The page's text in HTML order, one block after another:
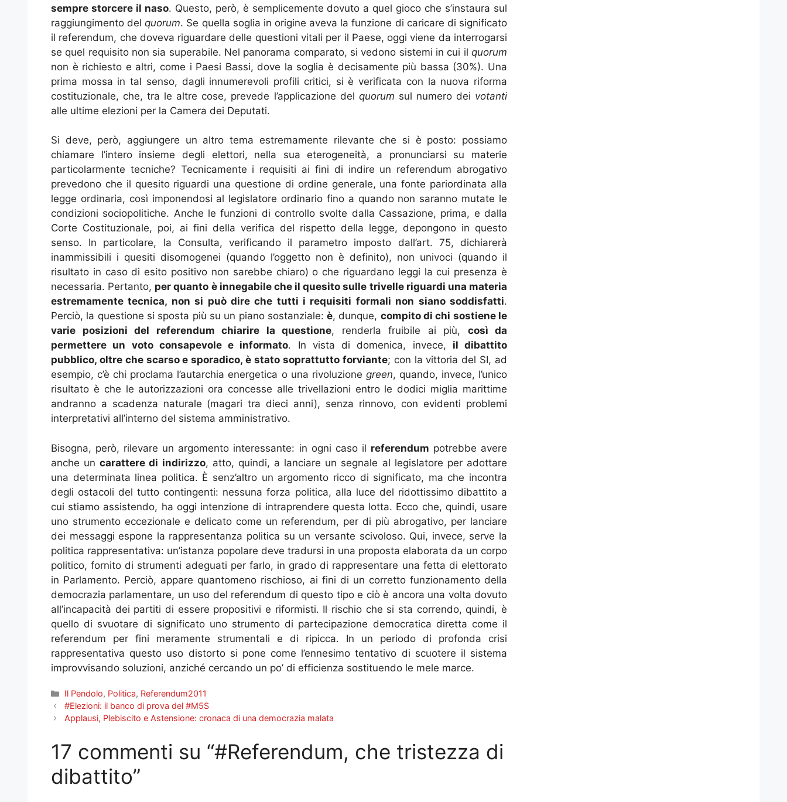
sempre storcere il naso. Questo, però, è semplicemente dovuto a quel gioco che s’instaura sul
raggiungimento delquorum. Se quella soglia in origine aveva la funzione di caricare di significato
il referendum, che doveva riguardare delle questioni vitali per il Paese, oggi viene da interrogarsi
se quel requisito non sia superabile. Nel panorama comparato, si vedono sistemi in cui il quorum
non è richiesto e altri, come i Paesi Bassi, dove la soglia è decisamente più bassa (30%). Una
prima mossa in tal senso, dagli innumerevoli profili critici, si è verificata con la nuova riforma
costituzionale, che, tra le altre cose, prevede l’applicazione del quorum sul numero dei votanti
alle ultime elezioni per la Camera dei Deputati.
Si deve, però, aggiungere un altro tema estremamente rilevante che si è posto: possiamo
chiamare l’intero insieme degli elettori, nella sua eterogeneità, a pronunciarsi su materie
particolarmente tecniche? Tecnicamente i requisiti ai fini di indire un referendum abrogativo
prevedono che il quesito riguardi una questione di ordine generale, una fonte pariordinata alla
legge ordinaria, così imponendosi al legislatore ordinario fino a quando non saranno mutate le
condizioni sociopolitiche. Anche le funzioni di controllo svolte dalla Cassazione, prima, e dalla
Corte Costituzionale, poi, ai fini della verifica del rispetto della legge, depongono in questo
senso. In particolare, la Consulta, verificando il parametro imposto dall’art. 75, dichiarerà
inammissibili i quesiti disomogenei (quando l’oggetto non è definito), non univoci (quando il
risultato in caso di esito positivo non sarebbe chiaro) o che riguardano leggi la cui presenza è
necessaria. Pertanto, per quanto è innegabile che il quesito sulle trivelle riguardi una materia
estremamente tecnica, non si può dire che tutti i requisiti formali non siano soddisfatti.
Perciò, la questione si sposta più su un piano sostanziale:è, dunque, compito di chi sostiene le
varie posizioni del referendum chiarire la questione, renderla fruibile ai più, così da
permettere un voto consapevole e informato. In vista di domenica, invece, il dibattito
pubblico, oltre che scarso e sporadico, è stato soprattutto forviante; con la vittoria del SI, ad
esempio, c’è chi proclama l’autarchia energetica o una rivoluzione green, quando, invece, l’unico
risultato è che le autorizzazioni ora concesse alle trivellazioni entro le dodici miglia marittime
andranno a scadenza naturale (magari tra dieci anni), senza rinnovo, con evidenti problemi
interpretativi all’interno del sistema amministrativo.
Bisogna, però, rilevare un argomento interessante: in ogni caso il referendum potrebbe avere
anche uncarattere di indirizzo, atto, quindi, a lanciare un segnale al legislatore per adottare
una determinata linea politica. È senz’altro un argomento ricco di significato, ma che incontra
degli ostacoli del tutto contingenti: nessuna forza politica, alla luce del ridottissimo dibattito a
cui stiamo assistendo, ha oggi intenzione di intraprendere questa lotta. Ecco che, quindi, usare
uno strumento eccezionale e delicato come un referendum, per di più abrogativo, per lanciare
dei messaggi espone la rappresentanza politica su un versante scivoloso. Qui, invece, serve la
politica rappresentativa: un’istanza popolare deve tradursi in una proposta elaborata da un corpo
politico, fornito di strumenti adeguati per farlo, in grado di rappresentare una fetta di elettorato
in Parlamento. Perciò, appare quantomeno rischioso, ai fini di un corretto funzionamento della
democrazia parlamentare, un uso del referendum di questo tipo e ciò è ancora una volta dovuto
all’incapacità dei partiti di essere propositivi e riformisti. Il rischio che si sta correndo, quindi, è
quello di svuotare di significato uno strumento di partecipazione democratica diretta come il
referendum per fini meramente strumentali e di ripicca. In un periodo di profonda crisi
rappresentativa questo uso distorto si pone come l’ennesimo tentativo di scuotere il sistema
improvvisando soluzioni, anziché cercando un po’ di efficienza sostituendo le mele marce.
Categorie
Il Pendolo, Politica, Referendum2011
#Elezioni: il banco di prova del #M5S
Applausi, Plebiscito e Astensione: cronaca di una democrazia malata
17 commenti su “#Referendum, che tristezza di
dibattito”